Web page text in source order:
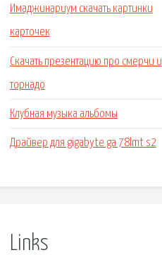
Имаджинариум скачать картинки
карточек
Скачать презентацию про смерчи и
торнадо
Клубная музыка альбомы
Драйвер для gigabyte ga 78lmt s2
Links